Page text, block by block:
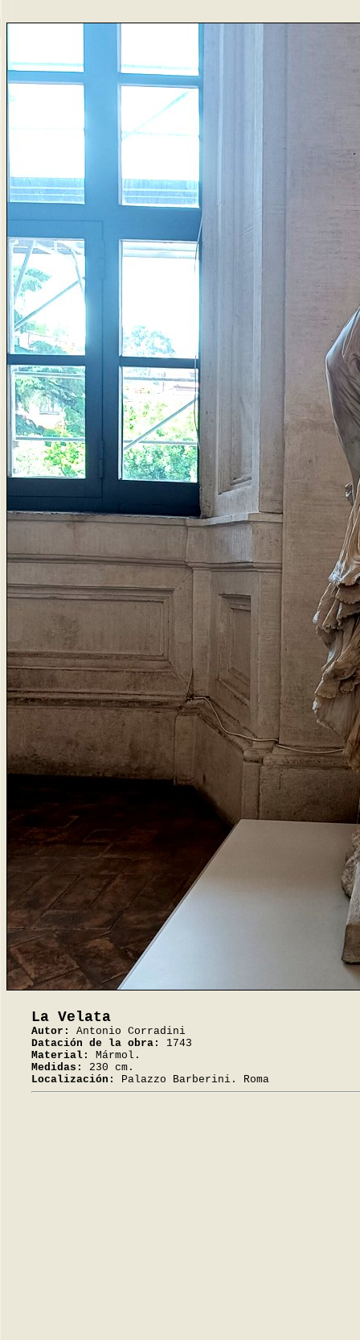
La Velata
Autor:
Antonio Corradini
Datación de la obra:
1743
Material:
Mármol.
Medidas:
230 cm.
Localización:
Palazzo Barberini. Roma